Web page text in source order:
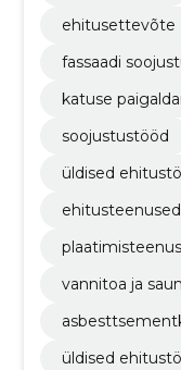
ehitusettevõte
fassaadi
katuse
soojustustööd
üldised
ehitusteenused
vannitoa ja
üldised